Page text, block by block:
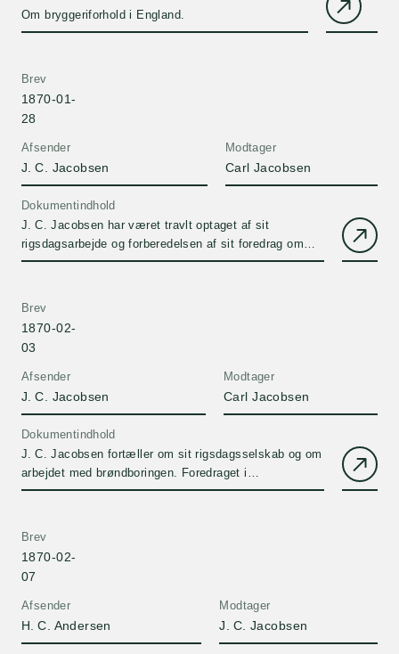
Om bryggeriforhold i England.
Afsender
J. C. Jacobsen
Brev
1870-01-
28
Modtager
Carl Jacobsen
Dokumentindhold
J. C. Jacobsen har været travlt optaget af sit
rigsdagsarbejde og forberedelsen af sit foredrag om
byg i Landhusholdningsselskabet. Han skriver i dette
opførelsen af Mellembryggeriet og om sin rejseplan.
Afsender
J. C. Jacobsen
Brev
1870-02-
03
Modtager
Carl Jacobsen
Dokumentindhold
J. C. Jacobsen fortæller om sit rigsdagsselskab og om
arbejdet med brøndboringen. Foredraget i
Landhusholdningsselskabet var en succes. Endvidere
Afsender
H. C. Andersen
Brev
1870-02-
07
Modtager
J. C. Jacobsen